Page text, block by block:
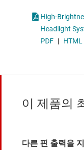
High-
Headlight
PDF | HTML
이 제품의
다른 핀 출력을